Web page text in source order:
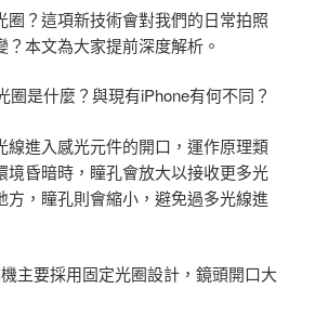
圈？這項新技術會對我們的日常拍照
本文為大家提前深度解析。
圈是什麼？與現有iPhone有何不同？
線進入感光元件的開口，運作原理類
境昏暗時，瞳孔會放大以接收更多光
方，瞳孔則會縮小，避免過多光線進
主要採用固定光圈設計，鏡頭開口大